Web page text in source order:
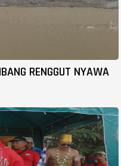
RENGGUT NYAWA